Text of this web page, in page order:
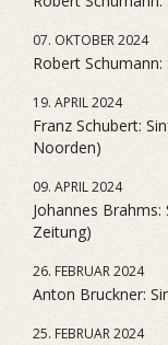
07. OKTOBER 2024
Robert
19. APRIL 2024
Franz Schubert:
Noorden)
09. APRIL 2024
Johannes
Zeitung)
26. FEBRUAR 2024
Anton Bruckner:
25. FEBRUAR 2024